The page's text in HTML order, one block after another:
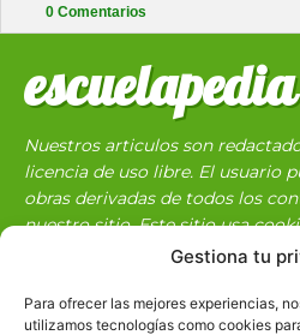
Gestiona tu
Para ofrecer las mejores experiencias,
utilizamos tecnologías como cookies
0 Comentarios
escuelapedia
Nuestros articulos son
licencia de uso libre. El usuario
obras derivadas de todos los
nuestro sitio. Este sitio usa
.